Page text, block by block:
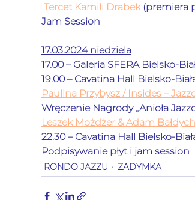
Tercet Kamili Drabek
Jam Session
17.03.2024 niedziela
17.00 – Galeria SFERA Bielsko-
19.00 – Cavatina Hall Bielsko-
Paulina Przybysz / Insides –
Wręczenie Nagrody „Anioła
Leszek Możdżer & Adam
22.30 – Cavatina Hall
Podpisywanie płyt i jam session
RONDO JAZZU ZADYMKA